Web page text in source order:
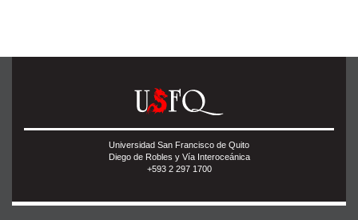
Universidad San Francisco de Quito
Diego de Robles y Vía Interoceánica
+593 2 297 1700